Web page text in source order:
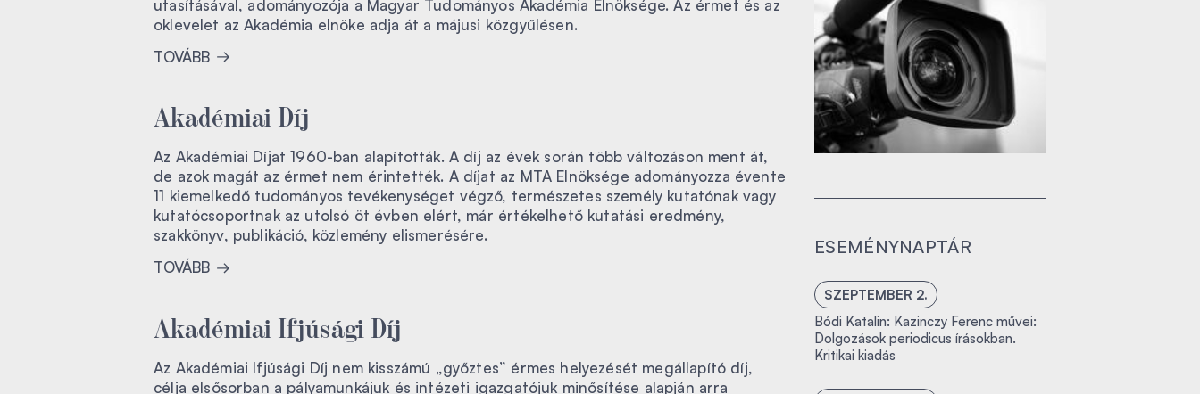
utasításával, adományozója a Magyar Tudományos Akadémia Elnöksége. Az érmet és az
oklevelet az Akadémia elnöke adja át a májusi közgyűlésen.
TOVÁBB
Akadémiai Díj
Az Akadémiai Díjat 1960-ban alapították. A díj az évek során több változáson ment át,
de azok magát az érmet nem érintették. A díjat az MTA Elnöksége adományozza évente
11 kiemelkedő tudományos tevékenységet végző, természetes személy kutatónak vagy
kutatócsoportnak az utolsó öt évben elért, már értékelhető kutatási eredmény,
szakkönyv, publikáció, közlemény elismerésére.
TOVÁBB
Akadémiai Ifjúsági Díj
Az Akadémiai Ifjúsági Díj nem kisszámú „győztes” érmes helyezését megállapító díj,
célja elsősorban a pályamunkájuk és intézeti igazgatójuk minősítése alapján arra
ESEMÉNYNAPTÁR
SZEPTEMBER 2.
Bódi Katalin: Kazinczy Ferenc művei:
Dolgozások periodicus írásokban.
Kritikai kiadás